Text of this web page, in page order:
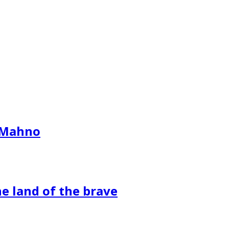
land of the brave